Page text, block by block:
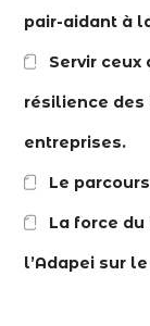
pair-aidant à
Servir ceux
résilience des
entreprises.
Le
La force
l’Adapei sur